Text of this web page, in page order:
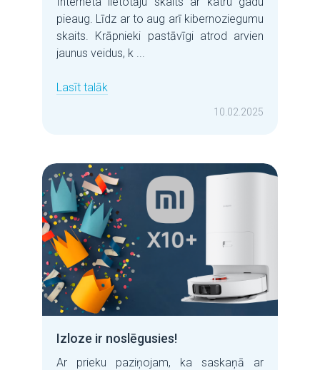
pieaug. Līdz ar to aug arī kibernoziegumu
skaits. Krāpnieki pastāvīgi atrod arvien
jaunus veidus, k ...
Lasīt talāk
10.02.2025
Izloze ir noslēgusies!
Ar prieku paziņojam, ka saskaņā ar